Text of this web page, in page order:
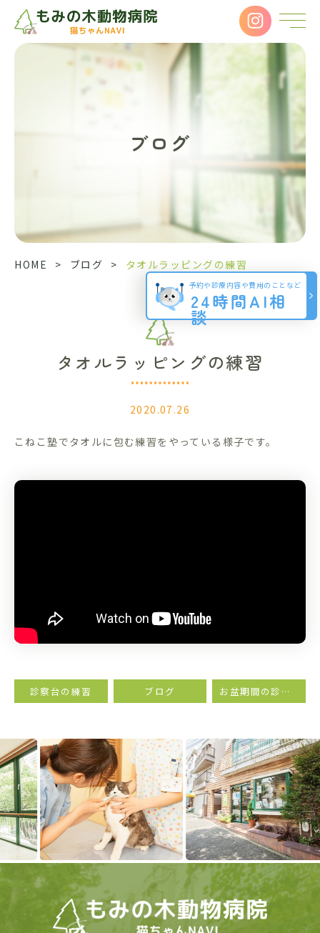
ブログ
HOME > ブログ > タオルラッピングの練習
タオルラッピングの練習
2020.07.26
こねこ塾でタオルに包む練習をやっている様子です。
診察台の練習 ブログ お盆期間の診療について
Previous Next
予約や診療内容や費用のことなど
24時間AI相
談